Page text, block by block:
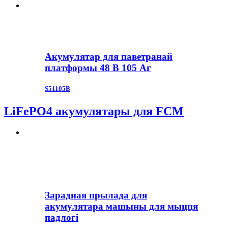
Акумулятар для паветранай
платформы 48 В 105 Аг
S51105B
LiFePO4 акумулятары для FCM
Зарадная прылада для
акумулятара машыны для мыцця
падлогі